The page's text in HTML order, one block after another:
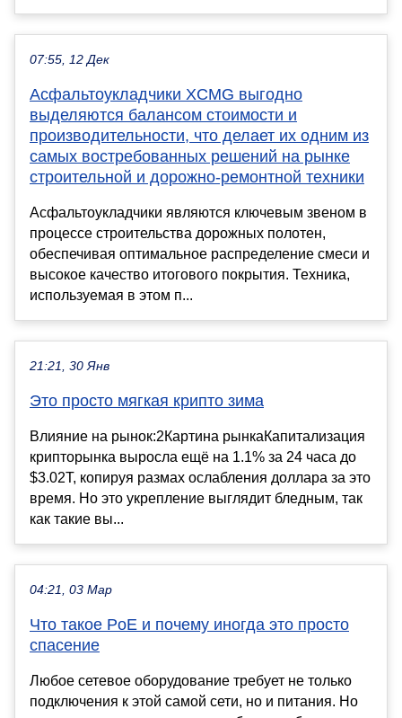
07:55, 12 Дек
Асфальтоукладчики XCMG выгодно
выделяются балансом стоимости и
производительности, что делает их одним из
самых востребованных решений на рынке
строительной и дорожно-ремонтной техники
Асфальтоукладчики являются ключевым звеном в
процессе строительства дорожных полотен,
обеспечивая оптимальное распределение смеси и
высокое качество итогового покрытия. Техника,
используемая в этом п...
21:21, 30 Янв
Это просто мягкая крипто зима
Влияние на рынок:2Картина рынкаКапитализация
крипторынка выросла ещё на 1.1% за 24 часа до
$3.02T, копируя размах ослабления доллара за это
время. Но это укрепление выглядит бледным, так
как такие вы...
04:21, 03 Мар
Что такое PoE и почему иногда это просто
спасение
Любое сетевое оборудование требует не только
подключения к этой самой сети, но и питания. Но